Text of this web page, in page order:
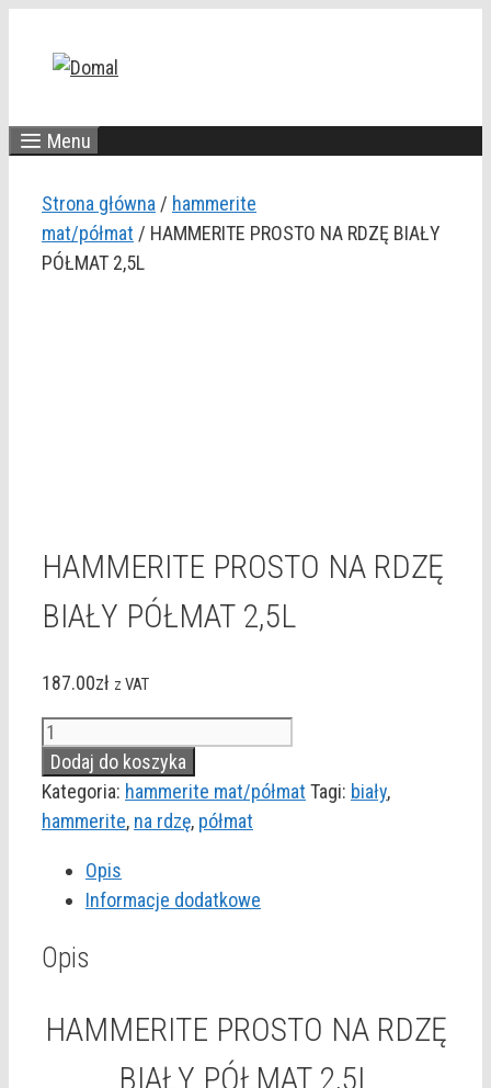
Menu
Strona główna / hammerite
mat/półmat / HAMMERITE PROSTO NA RDZĘ BIAŁY
PÓŁMAT 2,5L
HAMMERITE PROSTO NA RDZĘ
BIAŁY PÓŁMAT 2,5L
187.00zł z VAT
ilość
HAMMERITE
PROSTO
NA
BIAŁY
PÓŁMAT
Dodaj do koszyka
Kategoria: hammerite mat/półmat Tagi: biały,
hammerite, na rdzę, półmat
Opis
Informacje dodatkowe
Opis
HAMMERITE PROSTO NA RDZĘ
BIAŁY PÓŁMAT 2,5L